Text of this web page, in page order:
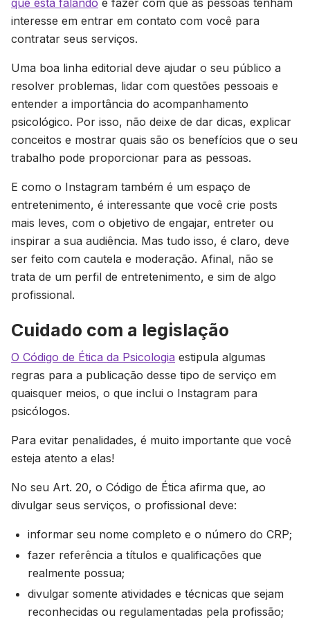
que está falando e fazer com que as pessoas tenham
interesse em entrar em contato com você para
contratar seus serviços.
Uma boa linha editorial deve ajudar o seu público a
resolver problemas, lidar com questões pessoais e
entender a importância do acompanhamento
psicológico. Por isso, não deixe de dar dicas, explicar
conceitos e mostrar quais são os benefícios que o seu
trabalho pode proporcionar para as pessoas.
E como o Instagram também é um espaço de
entretenimento, é interessante que você crie posts
mais leves, com o objetivo de engajar, entreter ou
inspirar a sua audiência. Mas tudo isso, é claro, deve
ser feito com cautela e moderação. Afinal, não se
trata de um perfil de entretenimento, e sim de algo
profissional.
Cuidado com a legislação
O Código de Ética da Psicologia estipula algumas
regras para a publicação desse tipo de serviço em
quaisquer meios, o que inclui o Instagram para
psicólogos.
Para evitar penalidades, é muito importante que você
esteja atento a elas!
No seu Art. 20, o Código de Ética afirma que, ao
divulgar seus serviços, o profissional deve:
informar seu nome completo e o número do CRP;
fazer referência a títulos e qualificações que
realmente possua;
divulgar somente atividades e técnicas que sejam
reconhecidas ou regulamentadas pela profissão;